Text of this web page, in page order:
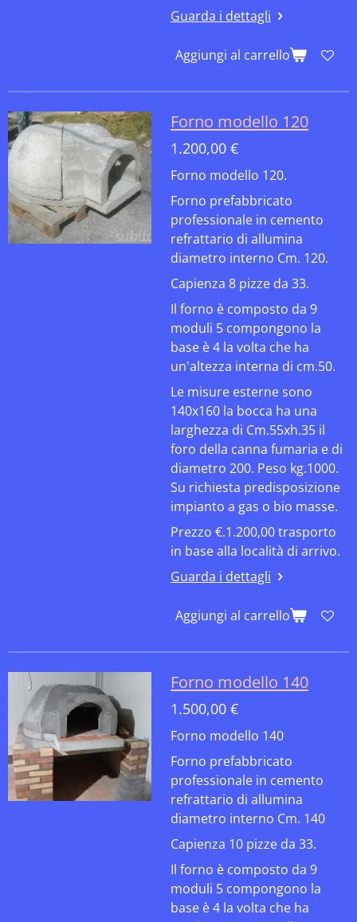
Guarda i dettagli
Aggiungi al carrello
Forno modello 120
1.200,00 €
Forno modello 120.
Forno prefabbricato
professionale in cemento
refrattario di allumina
diametro interno Cm. 120.
Capienza 8 pizze da 33.
Il forno è composto da 9
moduli 5 compongono la
base è 4 la volta che ha
un'altezza interna di cm.50.
Le misure esterne sono
140x160 la bocca ha una
larghezza di Cm.55xh.35 il
foro della canna fumaria e di
diametro 200. Peso kg.1000.
Su richiesta predisposizione
impianto a gas o bio masse.
Prezzo €.1.200,00 trasporto
in base alla località di arrivo.
Guarda i dettagli
Aggiungi al carrello
Forno modello 140
1.500,00 €
Forno modello 140
Forno prefabbricato
professionale in cemento
refrattario di allumina
diametro interno Cm. 140
Capienza 10 pizze da 33.
Il forno è composto da 9
moduli 5 compongono la
base è 4 la volta che ha